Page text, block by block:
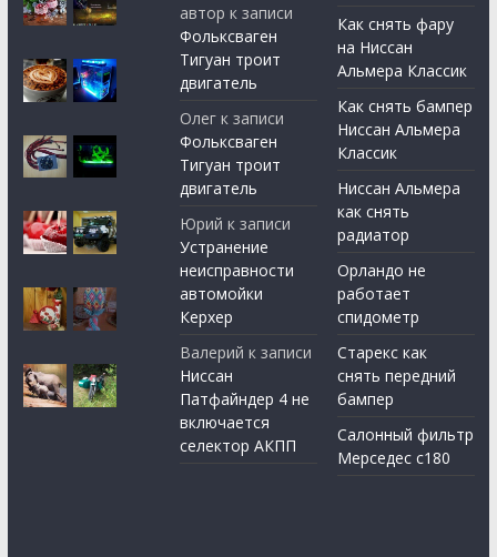
автор к записи
Фольксваген
Тигуан троит
двигатель
Олег к записи
Фольксваген
Тигуан троит
двигатель
Юрий к записи
Устранение
неисправности
автомойки
Керхер
Валерий к записи
Ниссан
Патфайндер 4 не
включается
селектор АКПП
Как снять фару
на Ниссан
Альмера Классик
Как снять бампер
Ниссан Альмера
Классик
Ниссан Альмера
как снять
радиатор
Орландо не
работает
спидометр
Старекс как
снять передний
бампер
Салонный фильтр
Мерседес с180